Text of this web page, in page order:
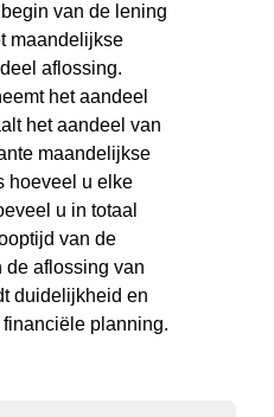
van de lening
maandelijkse
aflossing.
het aandeel
het aandeel van
maandelijkse
hoeveel u elke
u in totaal
van de
de aflossing van
duidelijkheid en
planning.